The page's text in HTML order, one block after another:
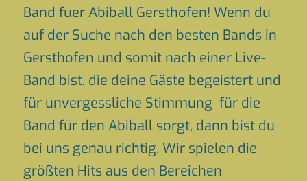
Band fuer Abiball Gersthofen! Wenn du
auf der Suche nach den besten Bands in
Gersthofen und somit nach einer Live-
Band bist, die deine Gäste begeistert und
für unvergessliche Stimmung für die
Band für den Abiball sorgt, dann bist du
bei uns genau richtig. Wir spielen die
größten Hits aus den Bereichen